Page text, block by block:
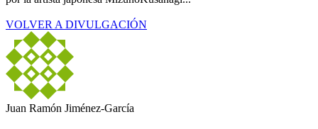
VOLVER A DIVULGACIÓN
Juan Ramón Jiménez-García